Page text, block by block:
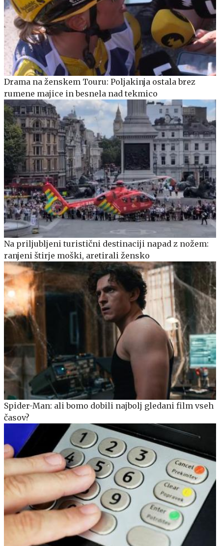
Drama na ženskem Touru: Poljakinja ostala brez
rumene majice in besnela nad tekmico
Na priljubljeni turistični destinaciji napad z nožem:
ranjeni štirje moški, aretirali žensko
Spider-Man: ali bomo dobili najbolj gledani film vseh
časov?